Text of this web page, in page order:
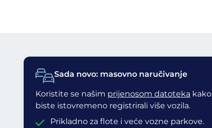
Sada novo: masovno naručivanje
Koristite se našim prijenosom datoteka kako
biste istovremeno registrirali više vozila.
Prikladno za flote i veće vozne parkove.